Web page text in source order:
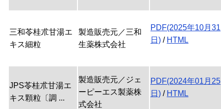
三和苓桂朮甘湯エ
キス細粒
製造販売元／三和
生薬株式会社
PDF(2025年10月31
日) / HTML
JPS苓桂朮甘湯エ
キス顆粒〔調 ...
製造販売元／ジェ
ーピーエス製薬株
式会社
PDF(2024年01月25
日) / HTML